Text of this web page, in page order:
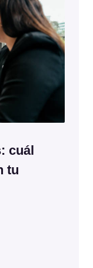
cuál
tu